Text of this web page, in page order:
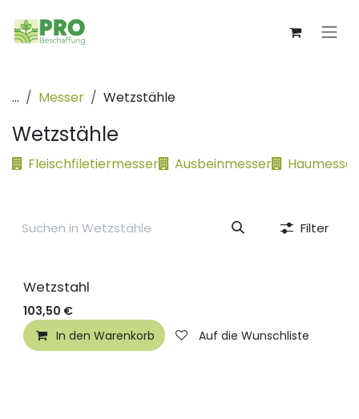
... Messer Wetzstähle
Wetzstähle
Fleischfiletiermesser Ausbeinmesser Haumesser
Filter
Wetzstahl
103,50 €
In den Warenkorb
Auf die Wunschliste